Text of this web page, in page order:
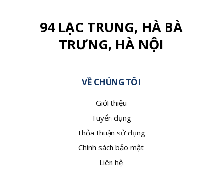
94 LẠC TRUNG, HÀ BÀ
TRƯNG, HÀ NỘI
VỀ CHÚNG TÔI
Giới thiệu
Tuyển dụng
Thỏa thuận sử dụng
Chính sách bảo mật
Liên hệ